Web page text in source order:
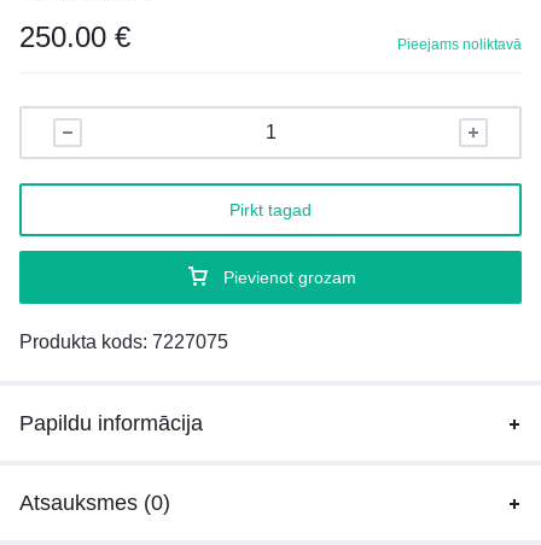
250.00 € Pieejams noliktavā
Pievienot grozam
Pirkt tagad
Produkta kods: 7227075
Papildu informācija
Atsauksmes (0)